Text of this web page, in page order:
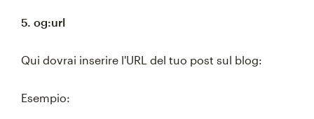
5. og:url
Qui dovrai inserire l'URL del tuo post sul blog:
Esempio: